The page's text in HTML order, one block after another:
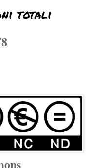
totali